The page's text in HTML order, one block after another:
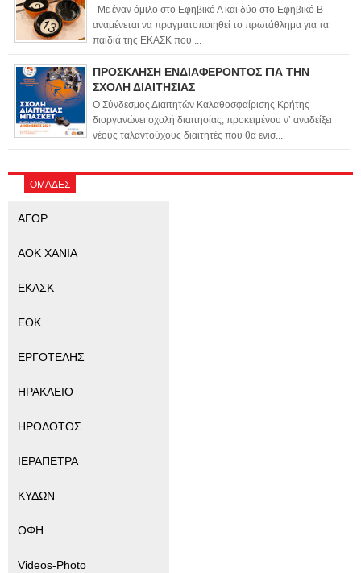
Με έναν όμιλο στο Εφηβικό Α και δύο στο Εφηβικό Β
αναμένεται να πραγματοποιηθεί το πρωτάθλημα για τα
παιδιά της ΕΚΑΣΚ που ...
ΠΡΟΣΚΛΗΣΗ ΕΝΔΙΑΦΕΡΟΝΤΟΣ ΓΙΑ ΤΗΝ
ΣΧΟΛΗ ΔΙΑΙΤΗΣΙΑΣ
Ο Σύνδεσμος Διαιτητών Καλαθοσφαίρισης Κρήτης
διοργανώνει σχολή διαιτησίας, προκειμένου ν’ αναδείξει
νέους ταλαντούχους διαιτητές που θα ενισ...
ΟΜΑΔΕΣ
ΑΓΟΡ
ΑΟΚ ΧΑΝΙΑ
ΕΚΑΣΚ
ΕΟΚ
ΕΡΓΟΤΕΛΗΣ
ΗΡΑΚΛΕΙΟ
ΗΡΟΔΟΤΟΣ
ΙΕΡΑΠΕΤΡΑ
ΚΥΔΩΝ
ΟΦΗ
Videos-Photo